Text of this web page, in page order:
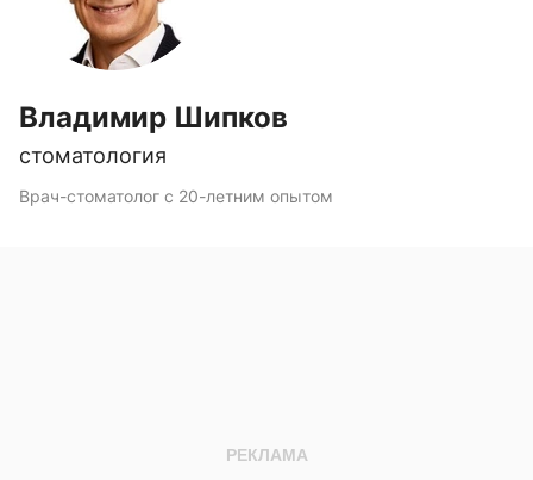
Владимир Шипков
стоматология
Врач-стоматолог с 20-летним опытом